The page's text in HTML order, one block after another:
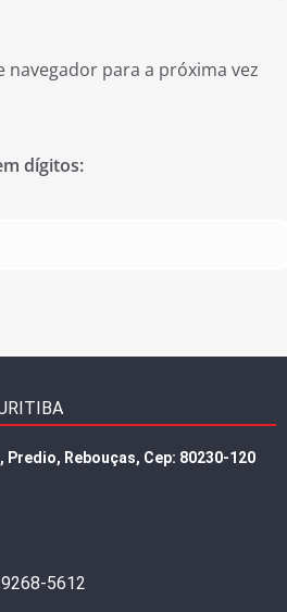
navegador para a próxima vez
dígitos:
Predio, Rebouças, Cep: 80230-120
5612